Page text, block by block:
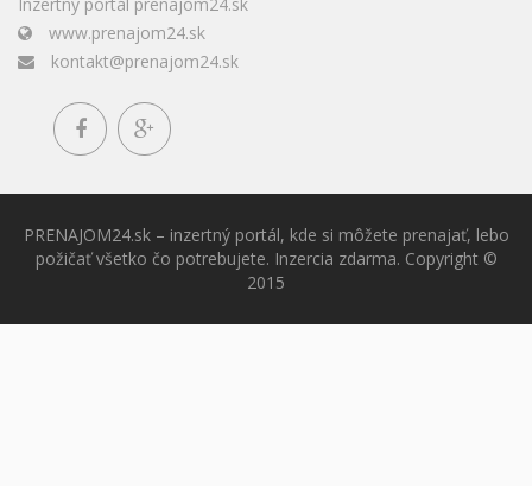
www.prenajom24.sk
kontakt@prenajom24.sk
PRENAJOM24.sk – inzertný portál, kde si môžete prenajať, lebo
požičať všetko čo potrebujete. Inzercia zdarma. Copyright ©
2015